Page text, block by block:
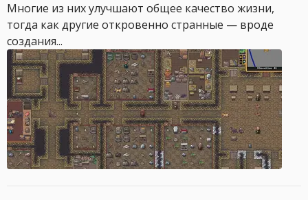
Многие из них улучшают общее качество жизни,
тогда как другие откровенно странные — вроде
создания...